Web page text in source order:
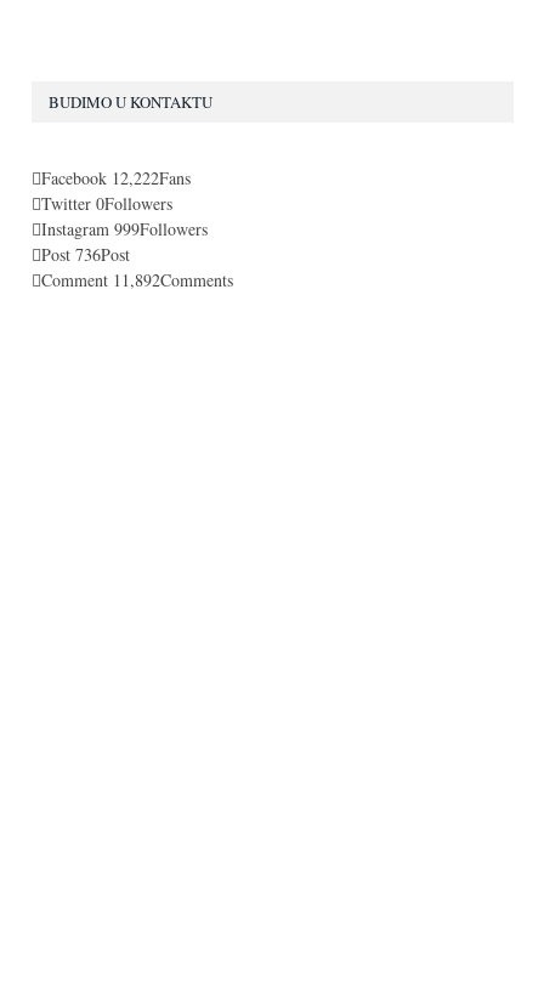
BUDIMO U KONTAKTU
Facebook 12,222Fans
Twitter 0Followers
Instagram 999Followers
Post 736Post
Comment 11,892Comments